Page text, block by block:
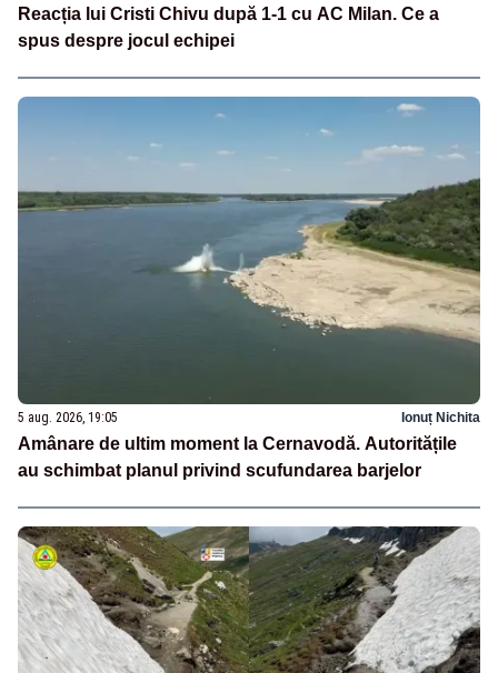
Reacția lui Cristi Chivu după 1-1 cu AC Milan. Ce a
spus despre jocul echipei
5 aug. 2026, 19:05 Ionuț Nichita
Amânare de ultim moment la Cernavodă. Autoritățile
au schimbat planul privind scufundarea barjelor